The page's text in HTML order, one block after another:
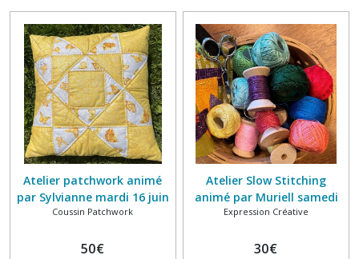
Atelier patchwork animé
par Sylvianne mardi 16 juin
2026 10h-13h
Coussin Patchwork
50€
Atelier Slow Stitching
animé par Muriell samedi
20 juin 2026 14h30-16h30
Expression Créative
30€